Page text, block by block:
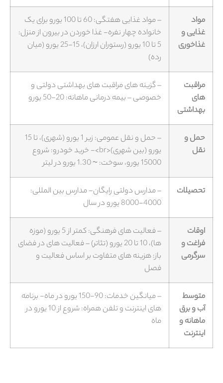
مواد
غذایی و
غذاخوری
– مواد غذایی هفتگی: 60 تا 100 یورو برای یک
خانواده چهار نفره- غذا خوردن در بیرون از منزل:
5 تا 10 یورو (رستوران ارزان)، 15-25 یورو (میان
رده)
مراقبت
های
بهداشتی
– گزینه های مراقبت های بهداشتی دولتی و
خصوصی – بیمه درمانی ماهانه: 20-50 یورو
حمل و
نقل
– حمل و نقل عمومی: زیر 1 یورو (شهری)، تا 15
یورو (بین شهری)<br>- خرید خودرو: شروع
15000 یورو، سوخت: ~ 1.30 یورو در لیتر
تحصیلات
– مدارس دولتی رایگان- مدارس بین المللی:
4000-8000 یورو در سال
اوقات
فراغت و
سرگرمی
– فعالیت های فرهنگی: کمتر از 5 یورو (موزه
ها)، 10 تا 20 یورو (تئاتر) – فعالیت های در فضای
باز: هزینه های متفاوت بر اساس فعالیت و
فصل
متوسط
آب و برق
ماهانه و
اینترنت
– میانگین خدمات: 90-150 یورو در ماه- برنامه
های اینترنت و تلفن همراه: شروع از 10 یورو در
ماه